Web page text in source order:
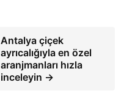
Antalya çiçek
ayrıcalığıyla en özel
aranjmanları hızla
inceleyin →